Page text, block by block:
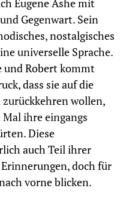
Eugene Ashe mit
Gegenwart. Sein
nostalgisches
universelle Sprache.
und Robert kommt
dass sie auf die
wollen,
ihre eingangs
Diese
auch Teil ihrer
doch für
vorne blicken.